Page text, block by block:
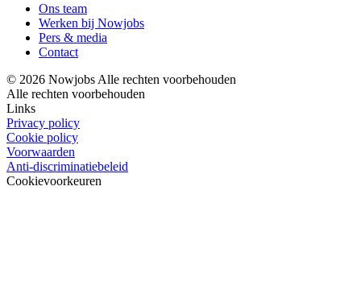
Ons team
Werken bij Nowjobs
Pers & media
Contact
© 2026 Nowjobs Alle rechten voorbehouden
Alle rechten voorbehouden
Links
Privacy policy
Cookie policy
Voorwaarden
Anti-discriminatiebeleid
Cookievoorkeuren